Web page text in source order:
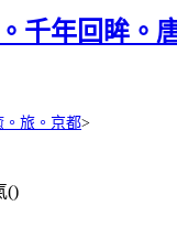
千年回眸。
。旅。京都>
()